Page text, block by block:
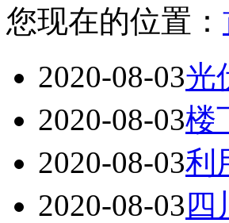
您现在的位置：
2020-08-03光
2020-08-03楼
2020-08-03利
2020-08-03 四